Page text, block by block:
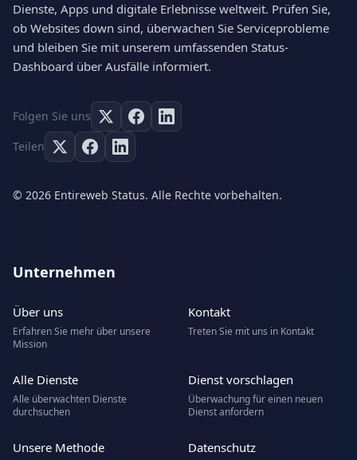
Dienste, Apps und digitale Erlebnisse weltweit. Prüfen Sie,
ob Websites down sind, überwachen Sie Serviceprobleme
und bleiben Sie mit unserem umfassenden Status-
Dashboard über Ausfälle informiert.
Folgen Sie uns
Teilen
© 2026 Entireweb Status. Alle Rechte vorbehalten.
Unternehmen
Über uns
Erfahren Sie mehr über unsere
Mission
Kontakt
Treten Sie mit uns in Kontakt
Alle Dienste
Alle überwachten Dienste
durchsuchen
Dienst vorschlagen
Überwachung für einen neuen
Dienst anfordern
Unsere Methode Datenschutz